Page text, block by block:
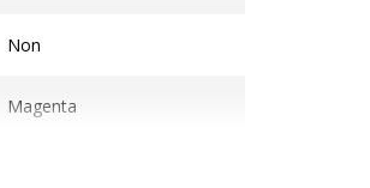
Non
Magenta